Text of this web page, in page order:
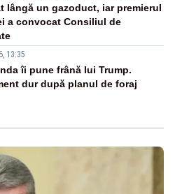
lângă un gazoduct, iar premierul
a convocat Consiliul de
13:35
îi pune frână lui Trump.
dur după planul de foraj